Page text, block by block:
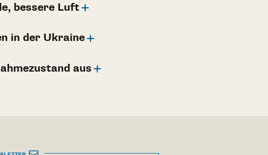
bessere Luft
in der Ukraine
aus